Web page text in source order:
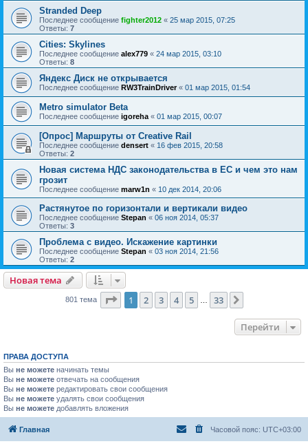
Stranded Deep
Последнее сообщение fighter2012 « 25 мар 2015, 07:25
Ответы: 7
Cities: Skylines
Последнее сообщение alex779 « 24 мар 2015, 03:10
Ответы: 8
Яндекс Диск не открывается
Последнее сообщение RW3TrainDriver« 01 мар 2015, 01:54
Metro simulator Beta
Последнее сообщение igoreha « 01 мар 2015, 00:07
[Опрос] Маршруты от Creative Rail
Последнее сообщение densert « 16 фев 2015, 20:58
Ответы: 2
Новая система НДС законодательства в ЕС и чем это нам
грозит
Последнее сообщение marw1n « 10 дек 2014, 20:06
Растянутое по горизонтали и вертикали видео
Последнее сообщение Stepan « 06 ноя 2014, 05:37
Ответы: 3
Проблема с видео. Искажение картинки
Последнее сообщение Stepan « 03 ноя 2014, 21:56
Ответы: 2
Новая тема
801 тема Страница из 33
1 2 3 4 5 33
Перейти
ПРАВА ДОСТУПА
Вы не можете начинать темы
Вы не можете отвечать на сообщения
Вы не можете редактировать свои сообщения
Вы не можете удалять свои сообщения
Вы не можете добавлять вложения
Главная Часовой пояс: UTC+03:00